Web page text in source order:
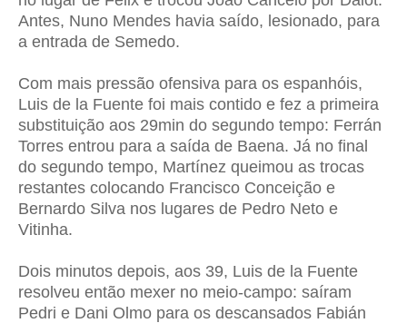
Antes, Nuno Mendes havia saído, lesionado, para
a entrada de Semedo.
Com mais pressão ofensiva para os espanhóis,
Luis de la Fuente foi mais contido e fez a primeira
substituição aos 29min do segundo tempo: Ferrán
Torres entrou para a saída de Baena. Já no final
do segundo tempo, Martínez queimou as trocas
restantes colocando Francisco Conceição e
Bernardo Silva nos lugares de Pedro Neto e
Vitinha.
Dois minutos depois, aos 39, Luis de la Fuente
resolveu então mexer no meio-campo: saíram
Pedri e Dani Olmo para os descansados Fabián